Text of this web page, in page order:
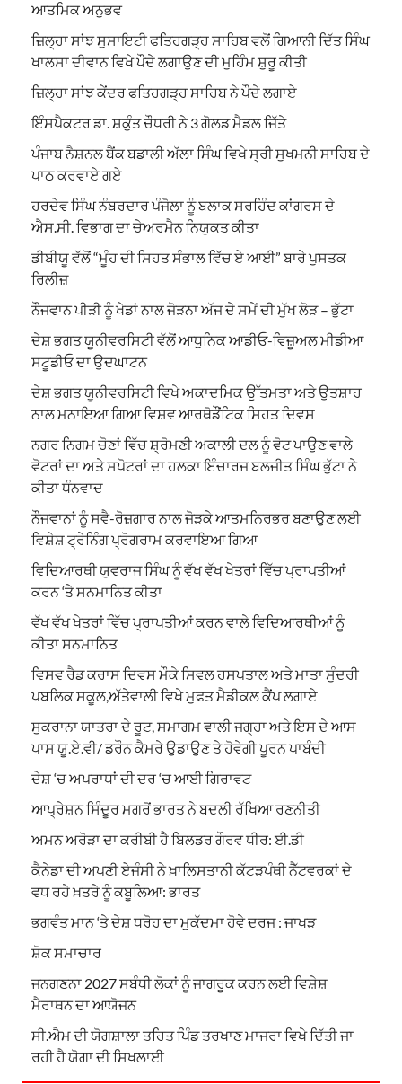
ਆਤਮਿਕ ਅਨੁਭਵ
ਜ਼ਿਲ੍ਹਾ ਸਾਂਝ ਸੁਸਾਇਟੀ ਫਤਿਹਗੜ੍ਹ ਸਾਹਿਬ ਵਲੋਂ ਗਿਆਨੀ ਦਿੱਤ ਸਿੰਘ
ਖਾਲਸਾ ਦੀਵਾਨ ਵਿਖੇ ਪੌਦੇ ਲਗਾਉਣ ਦੀ ਮੁਹਿੰਮ ਸ਼ੁਰੂ ਕੀਤੀ
ਜ਼ਿਲ੍ਹਾ ਸਾਂਝ ਕੇਂਦਰ ਫਤਿਹਗੜ੍ਹ ਸਾਹਿਬ ਨੇ ਪੌਦੇ ਲਗਾਏ
ਇੰਸਪੈਕਟਰ ਡਾ. ਸ਼ਕੁੰਤ ਚੌਧਰੀ ਨੇ 3 ਗੋਲਡ ਮੈਡਲ ਜਿੱਤੇ
ਪੰਜਾਬ ਨੈਸ਼ਨਲ ਬੈਂਕ ਬਡਾਲੀ ਅੱਲਾ ਸਿੰਘ ਵਿਖੇ ਸ੍ਰੀ ਸੁਖਮਨੀ ਸਾਹਿਬ ਦੇ
ਪਾਠ ਕਰਵਾਏ ਗਏ
ਹਰਦੇਵ ਸਿੰਘ ਨੰਬਰਦਾਰ ਪੰਜੋਲਾ ਨੂੰ ਬਲਾਕ ਸਰਹਿੰਦ ਕਾਂਗਰਸ ਦੇ
ਐਸ.ਸੀ. ਵਿਭਾਗ ਦਾ ਚੇਅਰਮੈਨ ਨਿਯੁਕਤ ਕੀਤਾ
ਡੀਬੀਯੂ ਵੱਲੋਂ “ਮੂੰਹ ਦੀ ਸਿਹਤ ਸੰਭਾਲ ਵਿੱਚ ਏ ਆਈ” ਬਾਰੇ ਪੁਸਤਕ
ਰਿਲੀਜ਼
ਨੌਜਵਾਨ ਪੀੜੀ ਨੂੰ ਖੇਡਾਂ ਨਾਲ ਜੋੜਨਾ ਅੱਜ ਦੇ ਸਮੇਂ ਦੀ ਮੁੱਖ ਲੋੜ – ਭੁੱਟਾ
ਦੇਸ਼ ਭਗਤ ਯੂਨੀਵਰਸਿਟੀ ਵੱਲੋਂ ਆਧੁਨਿਕ ਆਡੀਓ-ਵਿਜ਼ੂਅਲ ਮੀਡੀਆ
ਸਟੂਡੀਓ ਦਾ ਉਦਘਾਟਨ
ਦੇਸ਼ ਭਗਤ ਯੂਨੀਵਰਸਿਟੀ ਵਿਖੇ ਅਕਾਦਮਿਕ ਉੱਤਮਤਾ ਅਤੇ ਉਤਸ਼ਾਹ
ਨਾਲ ਮਨਾਇਆ ਗਿਆ ਵਿਸ਼ਵ ਆਰਥੋਡੌਂਟਿਕ ਸਿਹਤ ਦਿਵਸ
ਨਗਰ ਨਿਗਮ ਚੋਣਾਂ ਵਿੱਚ ਸ਼੍ਰੋਮਣੀ ਅਕਾਲੀ ਦਲ ਨੂੰ ਵੋਟ ਪਾਉਣ ਵਾਲੇ
ਵੋਟਰਾਂ ਦਾ ਅਤੇ ਸਪੋਟਰਾਂ ਦਾ ਹਲਕਾ ਇੰਚਾਰਜ ਬਲਜੀਤ ਸਿੰਘ ਭੁੱਟਾ ਨੇ
ਕੀਤਾ ਧੰਨਵਾਦ
ਨੌਜਵਾਨਾਂ ਨੂੰ ਸਵੈ-ਰੋਜ਼ਗਾਰ ਨਾਲ ਜੋੜਕੇ ਆਤਮਨਿਰਭਰ ਬਣਾਉਣ ਲਈ
ਵਿਸ਼ੇਸ਼ ਟ੍ਰੇਨਿੰਗ ਪ੍ਰੋਗਰਾਮ ਕਰਵਾਇਆ ਗਿਆ
ਵਿਦਿਆਰਥੀ ਯੁਵਰਾਜ ਸਿੰਘ ਨੂੰ ਵੱਖ ਵੱਖ ਖੇਤਰਾਂ ਵਿੱਚ ਪ੍ਰਾਪਤੀਆਂ
ਕਰਨ ‘ਤੇ ਸਨਮਾਨਿਤ ਕੀਤਾ
ਵੱਖ ਵੱਖ ਖੇਤਰਾਂ ਵਿੱਚ ਪ੍ਰਾਪਤੀਆਂ ਕਰਨ ਵਾਲੇ ਵਿਦਿਆਰਥੀਆਂ ਨੂੰ
ਕੀਤਾ ਸਨਮਾਨਿਤ
ਵਿਸਵ ਰੈਡ ਕਰਾਸ ਦਿਵਸ ਮੌਕੇ ਸਿਵਲ ਹਸਪਤਾਲ ਅਤੇ ਮਾਤਾ ਸੁੰਦਰੀ
ਪਬਲਿਕ ਸਕੂਲ,ਅੱਤੇਵਾਲੀ ਵਿਖੇ ਮੁਫਤ ਮੈਡੀਕਲ ਕੈਂਪ ਲਗਾਏ
ਸੁਕਰਾਨਾ ਯਾਤਰਾ ਦੇ ਰੂਟ, ਸਮਾਗਮ ਵਾਲੀ ਜਗ੍ਹਾ ਅਤੇ ਇਸ ਦੇ ਆਸ
ਪਾਸ ਯੂ.ਏ.ਵੀ/ ਡਰੌਨ ਕੈਮਰੇ ਉਡਾਉਣ ਤੇ ਹੋਵੇਗੀ ਪੂਰਨ ਪਾਬੰਦੀ
ਦੇਸ਼ ‘ਚ ਅਪਰਾਧਾਂ ਦੀ ਦਰ ‘ਚ ਆਈ ਗਿਰਾਵਟ
ਆਪ੍ਰੇਸ਼ਨ ਸਿੰਦੂਰ ਮਗਰੋਂ ਭਾਰਤ ਨੇ ਬਦਲੀ ਰੱਖਿਆ ਰਣਨੀਤੀ
ਅਮਨ ਅਰੋੜਾ ਦਾ ਕਰੀਬੀ ਹੈ ਬਿਲਡਰ ਗੌਰਵ ਧੀਰ: ਈ.ਡੀ
ਕੈਨੇਡਾ ਦੀ ਅਪਣੀ ਏਜੰਸੀ ਨੇ ਖ਼ਾਲਿਸਤਾਨੀ ਕੱਟੜਪੰਥੀ ਨੈੱਟਵਰਕਾਂ ਦੇ
ਵਧ ਰਹੇ ਖ਼ਤਰੇ ਨੂੰ ਕਬੂਲਿਆ: ਭਾਰਤ
ਭਗਵੰਤ ਮਾਨ ‘ਤੇ ਦੇਸ਼ ਧਰੋਹ ਦਾ ਮੁਕੱਦਮਾ ਹੋਵੇ ਦਰਜ : ਜਾਖੜ
ਸ਼ੋਕ ਸਮਾਚਾਰ
ਜਨਗਣਨਾ 2027 ਸਬੰਧੀ ਲੋਕਾਂ ਨੂੰ ਜਾਗਰੂਕ ਕਰਨ ਲਈ ਵਿਸ਼ੇਸ਼
ਮੈਰਾਥਨ ਦਾ ਆਯੋਜਨ
ਸੀ.ਐਮ ਦੀ ਯੋਗਸ਼ਾਲਾ ਤਹਿਤ ਪਿੰਡ ਤਰਖਾਣ ਮਾਜਰਾ ਵਿਖੇ ਦਿੱਤੀ ਜਾ
ਰਹੀ ਹੈ ਯੋਗਾ ਦੀ ਸਿਖਲਾਈ